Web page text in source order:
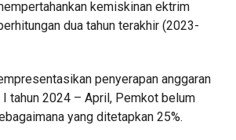
kemiskinan ektrim
dua tahun terakhir (2023-
penyerapan anggaran
I tahun 2024 – April, Pemkot belum
yang ditetapkan 25%.